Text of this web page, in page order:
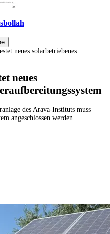
neues solarbetriebenes
neues
des Arava-Instituts muss
angeschlossen werden.